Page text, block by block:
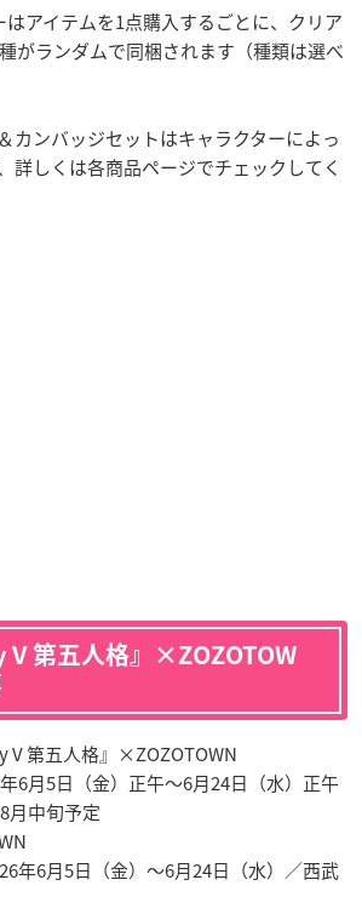
アイテムを1点購入するごとに、クリア
がランダムで同梱されます（種類は選べ
カンバッジセットはキャラクターによっ
詳しくは各商品ページでチェックしてく
V 第五人格』×ZOZOTOW
V 第五人格』×ZOZOTOWN
6月5日（金）正午〜6月24日（水）正午
月中旬予定
年6月5日（金）〜6月24日（水）／西武